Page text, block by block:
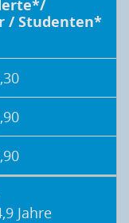
/ Studenten*
Jahre